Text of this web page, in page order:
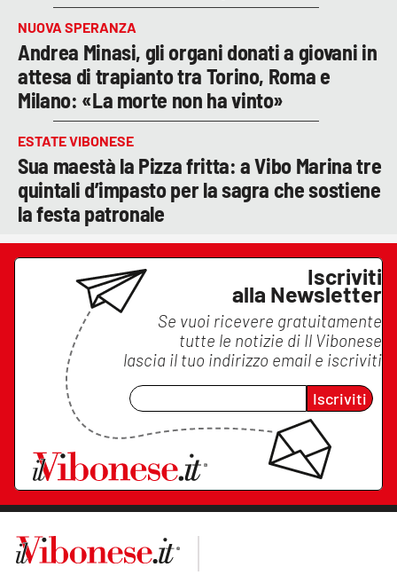
NUOVA SPERANZA
Andrea Minasi, gli organi donati a giovani in
attesa di trapianto tra Torino, Roma e
Milano: «La morte non ha vinto»
ESTATE VIBONESE
Sua maestà la Pizza fritta: a Vibo Marina tre
quintali d’impasto per la sagra che sostiene
la festa patronale
Iscriviti
alla Newsletter
Se vuoi ricevere gratuitamente
tutte le notizie di Il Vibonese
lascia il tuo indirizzo email e iscriviti
Iscriviti